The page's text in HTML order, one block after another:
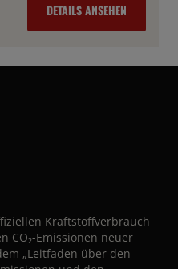
DETAILS ANSEHEN
Kraftstoffverbrauch
CO₂-Emissionen neuer
„Leitfaden über den